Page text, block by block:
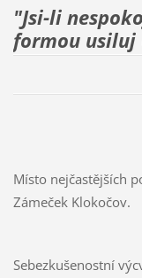
"Jsi-li
formou usiluj
Místo nejčastějších
Zámeček Klokočov.
Sebezkušenostní